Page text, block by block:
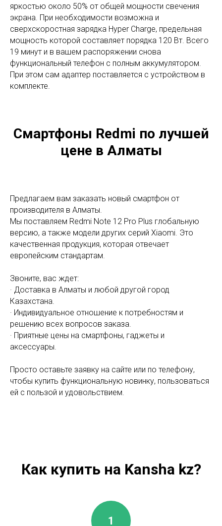
яркостью около 50% от общей мощности свечения
экрана. При необходимости возможна и
сверхскоростная зарядка Hyper Charge, предельная
мощность которой составляет порядка 120 Вт. Всего
19 минут и в вашем распоряжении снова
функциональный телефон с полным аккумулятором.
При этом сам адаптер поставляется с устройством в
комплекте.
Смартфоны Redmi по лучшей
цене в Алматы
Предлагаем вам заказать новый смартфон от
производителя в Алматы.
Мы поставляем Redmi Note 12 Pro Plus глобальную
версию, а также модели других серий Xiaomi. Это
качественная продукция, которая отвечает
европейским стандартам.
Звоните, вас ждет:
· Доставка в Алматы и любой другой город
Казахстана.
· Индивидуальное отношение к потребностям и
решению всех вопросов заказа.
· Приятные цены на смартфоны, гаджеты и
аксессуары.
Просто оставьте заявку на сайте или по телефону,
чтобы купить функциональную новинку, пользоваться
ей с пользой и удовольствием.
Как купить на Kansha kz?